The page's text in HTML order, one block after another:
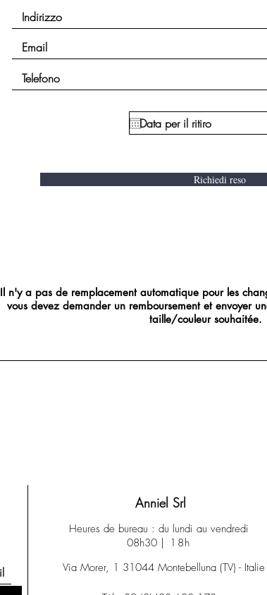
Richiedi reso
Il n'y a pas de remplacement automatique pour les
vous devez demander un remboursement et envoyer
taille/couleur souhaitée.
Anniel Srl
Heures de bureau : du lundi au vendredi
08h30
| 18h
Via Morer, 1 31044 Montebelluna (TV) - Italie